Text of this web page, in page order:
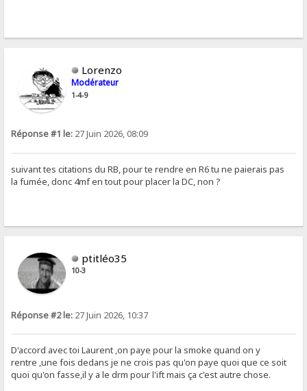
Lorenzo
Modérateur
1-4-9
Réponse #1 le: 27 Juin 2026, 08:09
suivant tes citations du RB, pour te rendre en R6 tu ne paierais pas
la fumée, donc 4mf en tout pour placer la DC, non ?
ptitléo35
10-3
Réponse #2 le: 27 Juin 2026, 10:37
D'accord avec toi Laurent ,on paye pour la smoke quand on y
rentre ,une fois dedans je ne crois pas qu'on paye quoi que ce soit
quoi qu'on fasse,il y a le drm pour l'ift mais ça c'est autre chose.